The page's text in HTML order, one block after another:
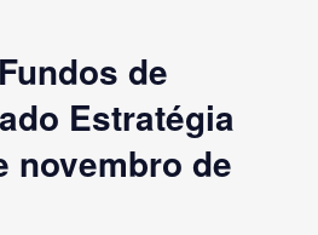
de
Estratégia
novembro de